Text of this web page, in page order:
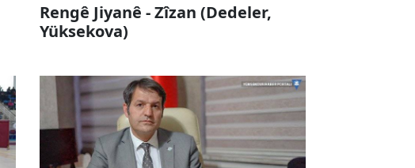
Rengê Jiyanê - Zîzan (Dedeler,
Yüksekova)